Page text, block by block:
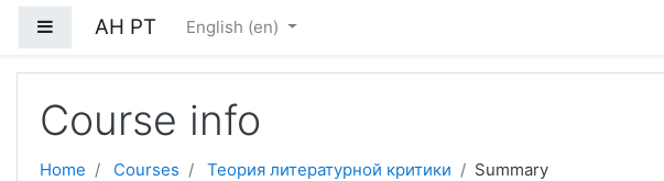
Side panel
АН РТ English ‎(en)‎
Course info
Home Courses Теория литературной критики Summary